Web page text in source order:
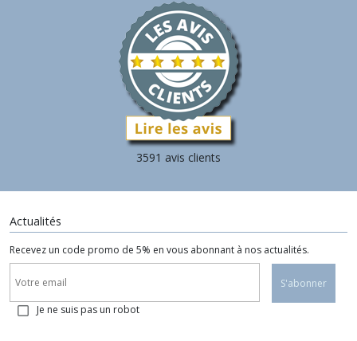
3591 avis clients
Actualités
Recevez un code promo de 5% en vous abonnant à nos actualités.
S'abonner
Je ne suis pas un robot